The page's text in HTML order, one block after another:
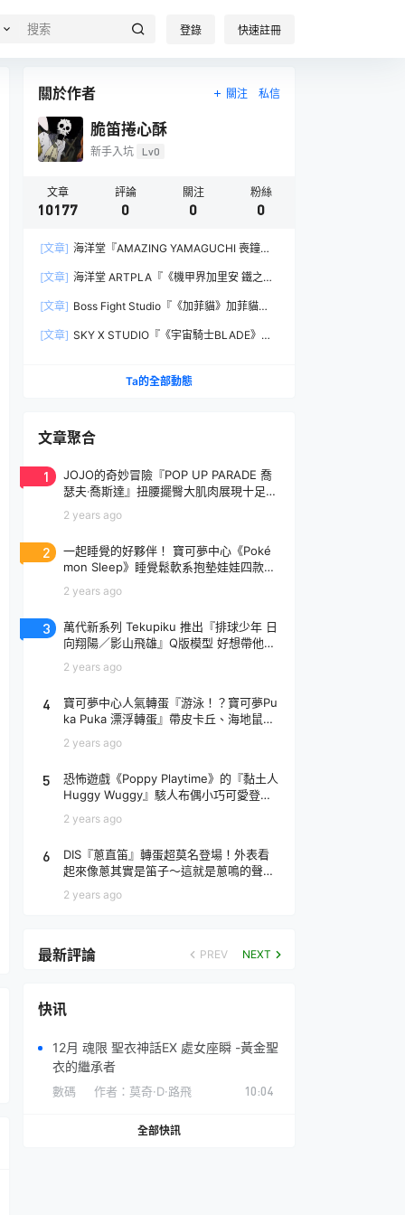
登錄 快速註冊
關於作者 關注 私信
脆笛捲心酥
新手入坑 Lv0
文章
10177
評論
0
關注
0
粉絲
0
[文章] 海洋堂『AMAZING YAMAGUCHI 喪鐘
之刃與大魄力火焰特效！
[文章] 海洋堂 ARTPLA『《機甲界加里安 鐵之紋
規再現！
[文章] Boss Fight Studio『《加菲貓》加菲貓
受到的龐大份量！
[文章] SKY X STUDIO『《宇宙騎士BLADE》
Ta的全部動態
文章聚合
1
JOJO的奇妙冒險『POP UP PARADE 喬
瑟夫‧喬斯達』扭腰擺臀大肌肉展現十足騷
2 years ago
2
一起睡覺的好夥伴！ 寶可夢中心《Poké
mon Sleep》睡覺鬆軟系抱墊娃娃四款登
2 years ago
3
萬代新系列 Tekupiku 推出『排球少年 日
向翔陽／影山飛雄』Q版模型 好想帶他出
2 years ago
4
寶可夢中心人氣轉蛋『游泳！？寶可夢Pu
ka Puka 漂浮轉蛋』帶皮卡丘、海地鼠去
2 years ago
5
恐怖遊戲《Poppy Playtime》的『黏土人
Huggy Wuggy』駭人布偶小巧可愛登
2 years ago
6
DIS『蔥直笛』轉蛋超莫名登場！外表看
起來像蔥其實是笛子～這就是蔥鳴的聲音
2 years ago
最新評論 PREV NEXT
快讯
12月 魂限 聖衣神話EX 處女座瞬 -黃金聖
衣的繼承者
數碼 作者： 莫奇·D·路飛 10:04
全部快訊